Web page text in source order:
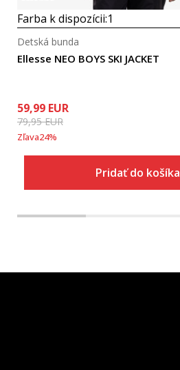
Farba k dispozícii:1
Ellesse NEO BOYS SKI JACKET
Detská bunda
59,99 EUR
79,95EUR
Zľava24%
Pridať do košíka